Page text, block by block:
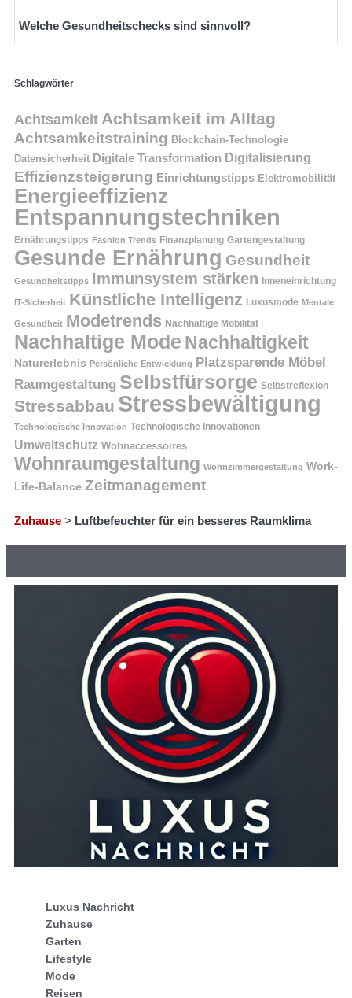
Welche Gesundheitschecks sind sinnvoll?
Schlagwörter
Achtsamkeit Achtsamkeit im Alltag
Achtsamkeitstraining Blockchain-Technologie
Datensicherheit Digitale Transformation Digitalisierung
Effizienzsteigerung Einrichtungstipps Elektromobilität
Energieeffizienz
Entspannungstechniken
Ernährungstipps Fashion Trends Finanzplanung Gartengestaltung
Gesunde Ernährung Gesundheit
Gesundheitstipps Immunsystem stärken Inneneinrichtung
IT-Sicherheit Künstliche Intelligenz Luxusmode Mentale
Gesundheit Modetrends Nachhaltige Mobilität
Nachhaltige Mode Nachhaltigkeit
Naturerlebnis Persönliche Entwicklung Platzsparende Möbel
Raumgestaltung Selbstfürsorge Selbstreflexion
Stressabbau Stressbewältigung
Technologische Innovation Technologische Innovationen
Umweltschutz Wohnaccessoires
Wohnraumgestaltung Wohnzimmergestaltung Work-
Life-Balance Zeitmanagement
Zuhause > Luftbefeuchter für ein besseres Raumklima
Luxus Nachricht
Zuhause
Garten
Lifestyle
Mode
Reisen